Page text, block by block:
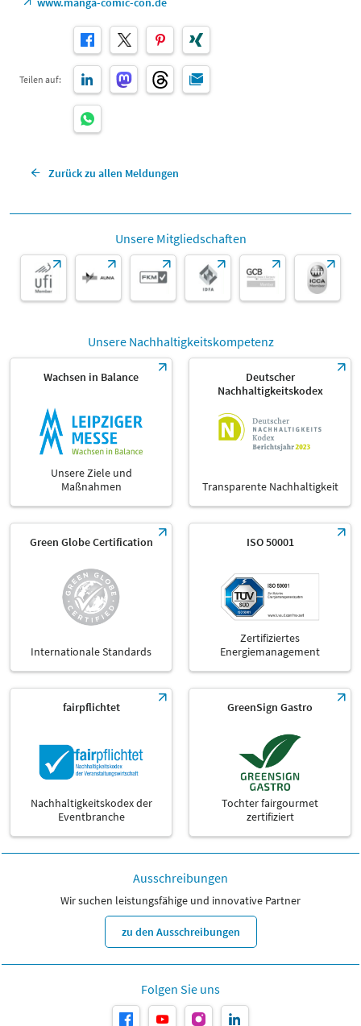
Teilen auf:
Zurück zu allen Meldungen
Unsere Mitgliedschaften
Unsere Nachhaltigkeitskompetenz
Wachsen in Balance
Unsere Ziele und
Maßnahmen
Deutscher
Nachhaltigkeitskodex
Transparente Nachhaltigkeit
Green Globe Certification
Internationale Standards
ISO 50001
Zertifiziertes
Energiemanagement
fairpflichtet
Nachhaltigkeitskodex der
Eventbranche
GreenSign Gastro
Tochter fairgourmet
zertifiziert
Ausschreibungen
Wir suchen leistungsfähige und innovative Partner
zu den Ausschreibungen
Folgen Sie uns